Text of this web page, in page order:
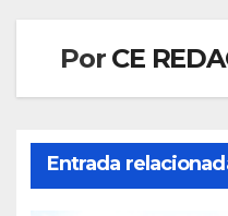
Por CE
Entrada